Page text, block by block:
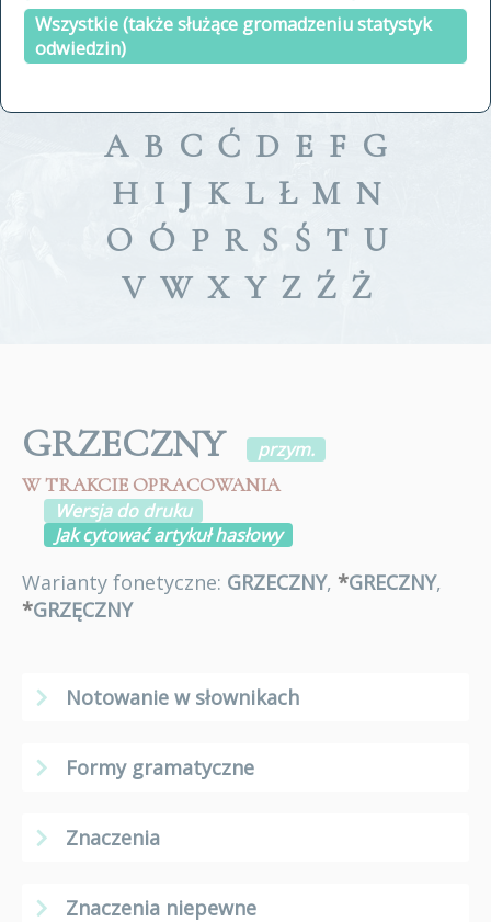
Wszystkie (także służące gromadzeniu statystyk
odwiedzin)
a fronte
a tergo
A B C Ć D E F G
H I J K L Ł M N
O Ó P R S Ś T U
V W X Y Z Ź Ż
GRZECZNY
przym.
W TRAKCIE OPRACOWANIA
Wersja do druku
Jak cytować artykuł hasłowy
Warianty fonetyczne: GRZECZNY, *GRECZNY,
*GRZĘCZNY
Notowanie w słownikach
Formy gramatyczne
Znaczenia
Znaczenia niepewne